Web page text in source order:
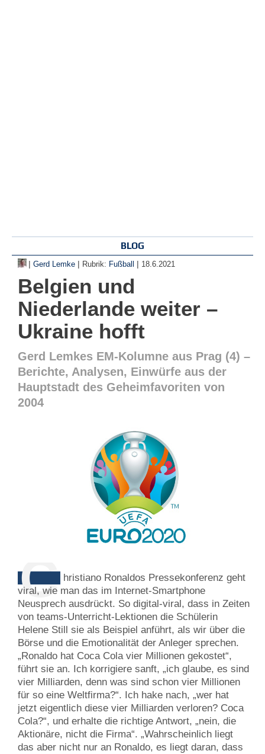
BLOG
| Gerd Lemke | Rubrik: Fußball | 18.6.2021
Belgien und
Niederlande weiter –
Ukraine hofft
Gerd Lemkes EM-Kolumne aus Prag (4) –
Berichte, Analysen, Einwürfe aus der
Hauptstadt des Geheimfavoriten von
2004
C hristiano Ronaldos Pressekonferenz geht
viral, wie man das im Internet-Smartphone
Neusprech ausdrückt. So digital-viral, dass in Zeiten
von teams-Unterricht-Lektionen die Schülerin
Helene Still sie als Beispiel anführt, als wir über die
Börse und die Emotionalität der Anleger sprechen.
„Ronaldo hat Coca Cola vier Millionen gekostet“,
führt sie an. Ich korrigiere sanft, „ich glaube, es sind
vier Milliarden, denn was sind schon vier Millionen
für so eine Weltfirma?“. Ich hake nach, „wer hat
jetzt eigentlich diese vier Milliarden verloren? Coca
Cola?“, und erhalte die richtige Antwort, „nein, die
Aktionäre, nicht die Firma“. „Wahrscheinlich liegt
das aber nicht nur an Ronaldo, es liegt daran, dass